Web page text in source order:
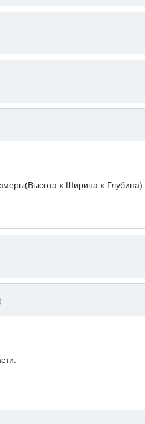
х Ширина х Глубина):